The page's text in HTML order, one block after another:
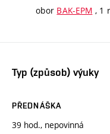
obor BAK-EPM , 1
Typ (způsob) výuky
PŘEDNÁŠKA
39 hod., nepovinná